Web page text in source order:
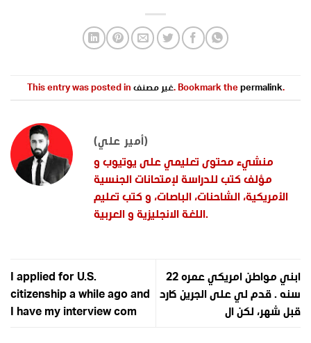
This entry was posted in غير مصنف. Bookmark the permalink.
(أمير علي)
منشيء محتوى تعليمي على يوتيوب و
مؤلف كتب للدراسة لإمتحانات الجنسية
الأمريكية، الشاحنات، الباصات، و كتب تعليم
اللغة الانجليزية و العربية.
I applied for U.S.
citizenship a while ago and
I have my interview com
ابني مواطن امريكي عمره 22
سنه . قدم لي على الجرين كارد
قبل شهر، لكن ال